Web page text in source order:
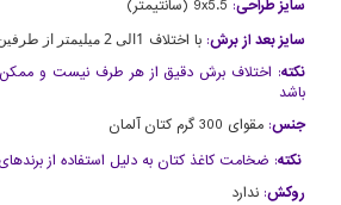
سایز طراحی: 9x5.5 (سانتیمتر)
سایز بعد از برش: با اختلاف 1الی 2 میلیمتر از طرفین کارت (درکل 4 سانت).
نکته: اختلاف برش دقیق از هر طرف نیست و
باشد
جنس: مقوای 300 گرم کتان آلمان
نکته: ضخامت کاغذ کتان به دلیل استفاده از
روکش: ندارد